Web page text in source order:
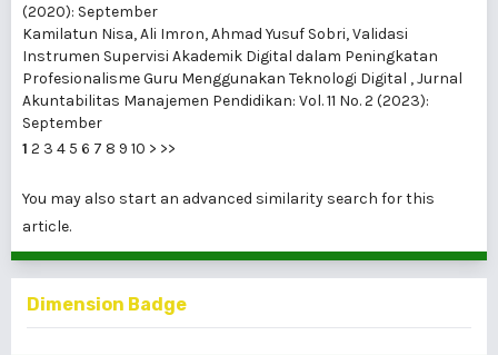
(2020): September
Kamilatun Nisa, Ali Imron, Ahmad Yusuf Sobri,Validasi
Instrumen Supervisi Akademik Digital dalam Peningkatan
Profesionalisme Guru Menggunakan Teknologi Digital ,Jurnal
Akuntabilitas Manajemen Pendidikan: Vol. 11 No. 2 (2023):
September
1 2 3 4 5 6 7 8 9 10 > >>
You may also start an advanced similarity search for this
article.
Dimension Badge